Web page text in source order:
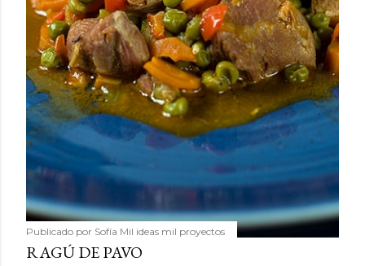
Publicado por Sofía Mil ideas mil proyectos
RAGÚ DE PAVO